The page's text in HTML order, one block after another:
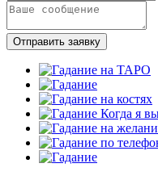
Отправить заявку